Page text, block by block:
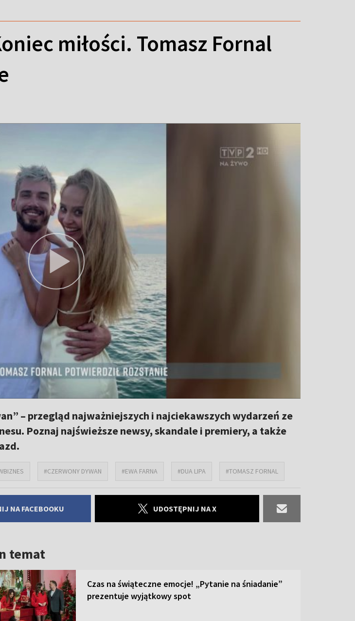
miłości. Tomasz Fornal
– przegląd najważniejszych i najciekawszych wydarzeń ze
Poznaj najświeższe newsy, skandale i premiery, a także
#CZERWONY DYWAN #EWA FARNA #DUA LIPA #TOMASZ FORNAL
NA FACEBOOKU UDOSTĘPNIJ NA X
temat
Czas na świąteczne emocje! „Pytanie na śniadanie”
prezentuje wyjątkowy spot